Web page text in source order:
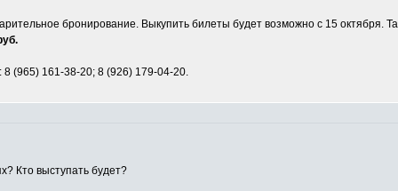
бронирование. Выкупить билеты будет возможно с 15 октября.
8 (965) 161-38-20; 8 (926) 179-04-20.
Кто выступать будет?